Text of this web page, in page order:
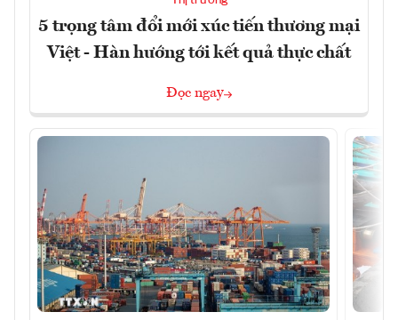
5 trọng tâm đổi mới xúc tiến thương mại
Việt - Hàn hướng tới kết quả thực chất
Đọc ngay